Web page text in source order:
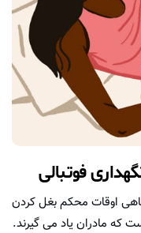
فوتبالی
اوقات محکم بغل کردن
که مادران یاد می گیرند.